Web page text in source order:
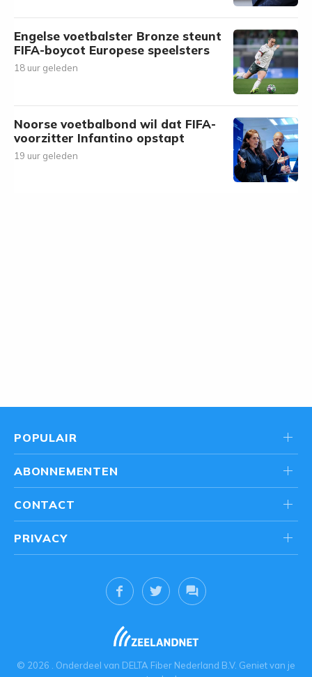
Engelse voetbalster Bronze steunt
FIFA-boycot Europese speelsters
18 uur geleden
Noorse voetbalbond wil dat FIFA-
voorzitter Infantino opstapt
19 uur geleden
POPULAIR
ABONNEMENTEN
CONTACT
© 2026 . Onderdeel van DELTA Fiber Nederland B.V. Geniet van je
PRIVACY